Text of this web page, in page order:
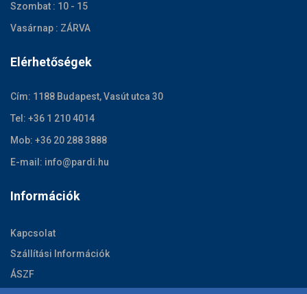
Szombat : 10 - 15
Vasárnap : ZÁRVA
Elérhetőségek
Cím: 1188 Budapest, Vasút utca 30
Tel: +36 1 210 4014
Mob: +36 20 288 3888
E-mail: info@pardi.hu
Információk
Kapcsolat
Szállítási Információk
ÁSZF